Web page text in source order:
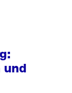
und